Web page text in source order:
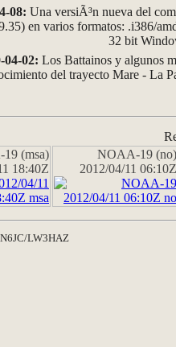
08: Una versiÃ³n nueva del
en varios formatos: .i386/
32 bit
04-02: Los Battainos y algunos
del trayecto Mare - La
(msa)
18:40Z
NOAA-19 (no)
2012/04/11 06:10Z
LW3HAZ